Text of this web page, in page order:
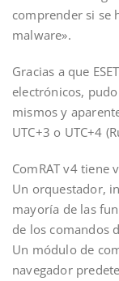
comprender si se
malware».
Gracias a que
electrónicos,
mismos y
UTC+3 o UTC+4
ComRAT v4 tiene
Un orquestador,
mayoría de las
de los comandos
Un módulo de
navegador